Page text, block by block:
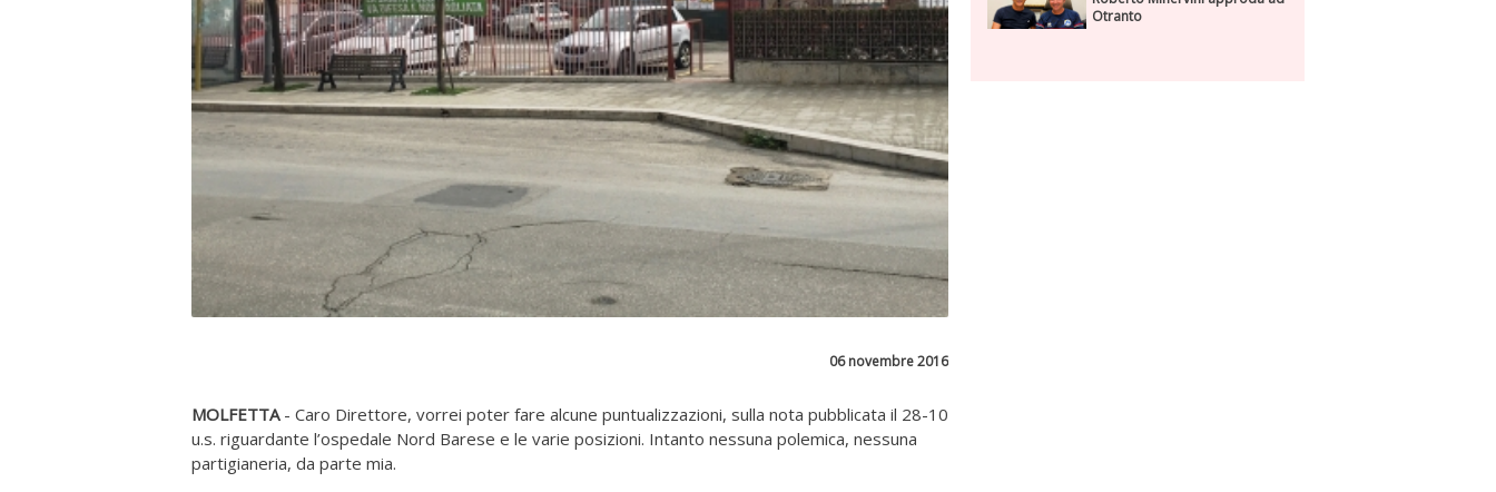
06 novembre 2016
MOLFETTA - Caro Direttore, vorrei poter fare alcune puntualizzazioni, sulla nota pubblicata il 28-10
u.s. riguardante l’ospedale Nord Barese e le varie posizioni. Intanto nessuna polemica, nessuna
partigianeria, da parte mia.
Otranto